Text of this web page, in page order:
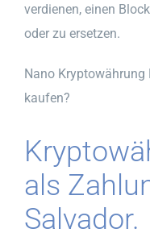
verdienen, einen
oder zu ersetzen.
Nano
kaufen?
als
Salvador.